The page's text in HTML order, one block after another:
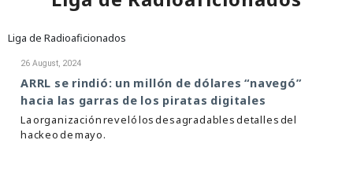
Liga de Radioaficionados
26 August, 2024
ARRL se rindió: un millón de dólares “navegó”
hacia las garras de los piratas digitales
La organización reveló los desagradables detalles del
hackeo de mayo.